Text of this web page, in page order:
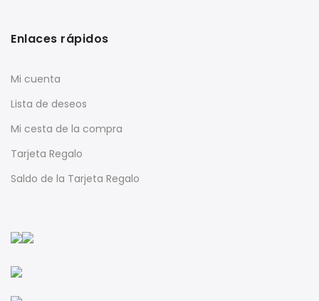
Enlaces rápidos
Mi cuenta
Lista de deseos
Mi cesta de la compra
Tarjeta Regalo
Saldo de la Tarjeta Regalo